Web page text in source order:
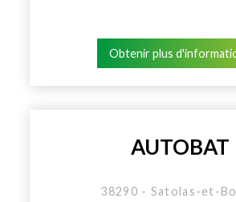
Obtenir plus
AUTOBAT
38290 - Satolas-et-